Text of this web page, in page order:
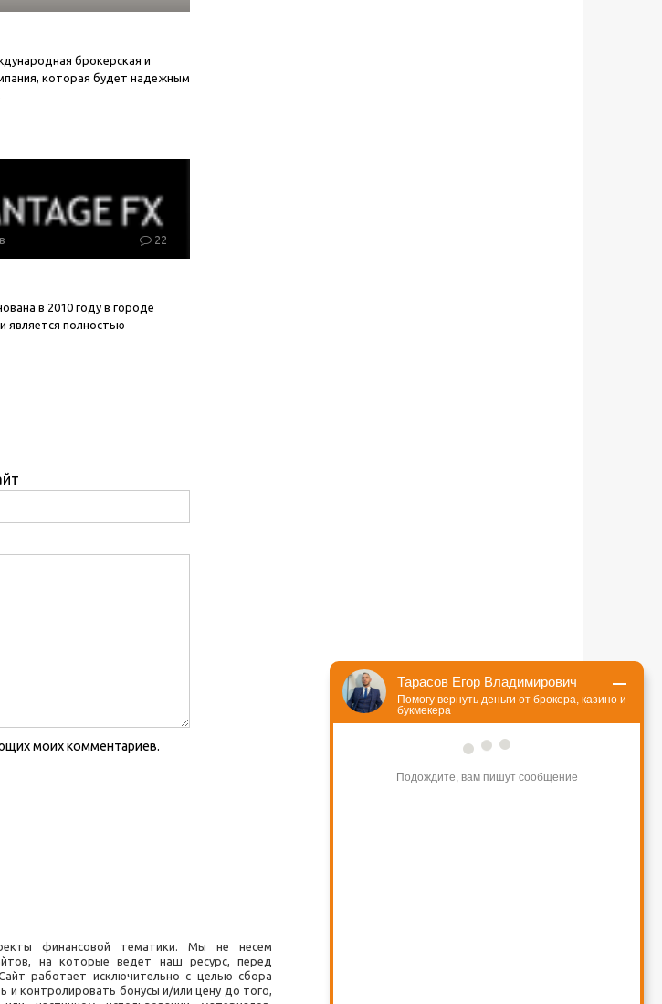
брокерская и
которая будет надежным
22
в 2010 году в городе
является полностью
моих комментариев.
финансовой тематики. Мы не несем
на которые ведет наш ресурс, перед
работает исключительно с целью сбора
контролировать бонусы и/или цену до того,
Тарасов Егор Владимирович
Помогу вернуть деньги от брокера, казино и
букмекера
Подождите, вам пишут сообщение